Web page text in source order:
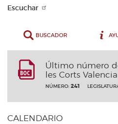
Escuchar
BUSCADOR
Último número
les Corts
NÚMERO: 241
CALENDARIO